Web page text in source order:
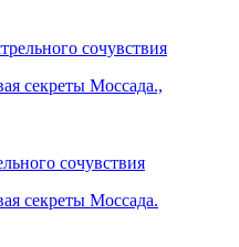
сочувствия
секреты Моссада.,
сочувствия
секреты Моссада.